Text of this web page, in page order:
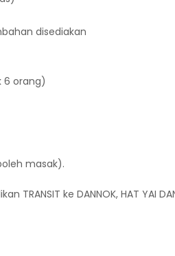
disediakan
6 orang)
masak).
TRANSIT ke DANNOK, HAT YAI